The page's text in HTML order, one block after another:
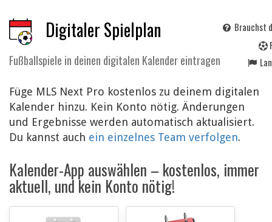
Digitaler Spielplan
Fußballspiele in deinen digitalen Kalender eintragen
Brauchst
Füge MLS Next Pro kostenlos zu deinem digitalen
Kalender hinzu. Kein Konto nötig. Änderungen
und Ergebnisse werden automatisch aktualisiert.
Du kannst auch ein einzelnes Team verfolgen.
Kalender-App auswählen – kostenlos, immer
aktuell, und kein Konto nötig!